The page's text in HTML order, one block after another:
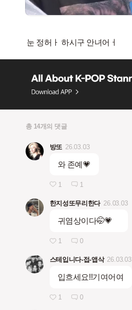
총 14개의 댓글
방또 26.03.03
와 존예💗
1 1
한지성또무리한다 26.03.03
귀염상이다🤭💗
1 0
스테입니다-접-앱삭 26.03.03
입흐세요!!기여어여
1 0